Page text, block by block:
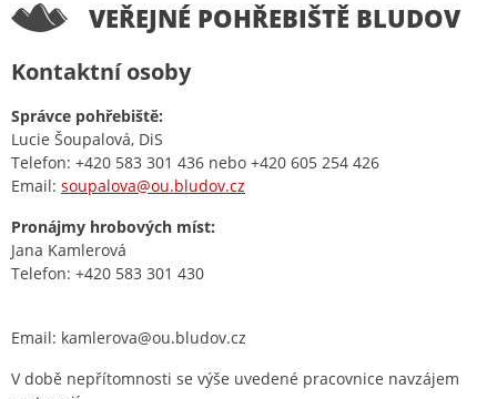
VEŘEJNÉ POHŘEBIŠTĚ BLUDOV
Kontaktní osoby
Správce pohřebiště:
Lucie Šoupalová, DiS
Telefon: +420 583 301 436 nebo +420 605 254 426
Email: soupalova@ou.bludov.cz
Pronájmy hrobových míst:
Jana Kamlerová
Telefon: +420 583 301 430
Email: kamlerova@ou.bludov.cz
V době nepřítomnosti se výše uvedené pracovnice navzájem